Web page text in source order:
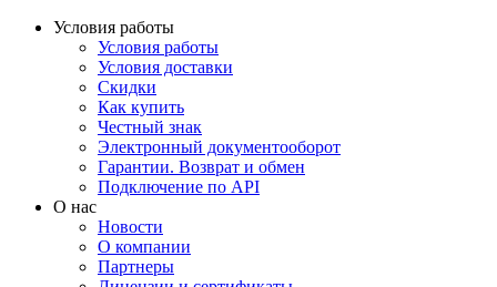
Условия работы
Условия работы
Условия доставки
Скидки
Как купить
Честный знак
Электронный документооборот
Гарантии. Возврат и обмен
Подключение по API
О нас
Новости
О компании
Партнеры